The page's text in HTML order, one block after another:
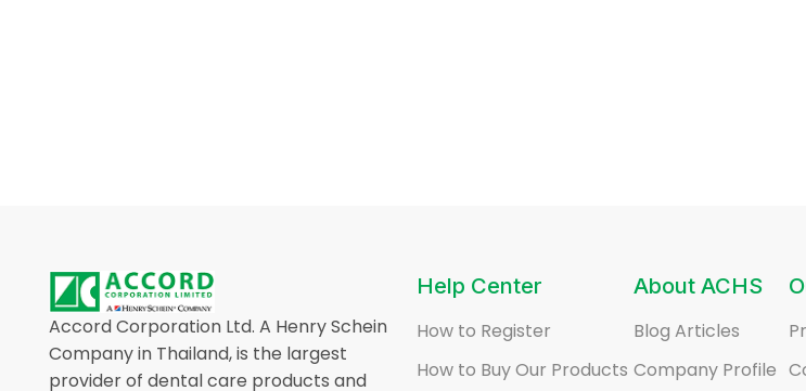
Accord Corporation Ltd. A Henry Schein
Company in Thailand, is the largest
provider of dental care products and
Help Center
How to Register
How to Buy Our Products
About ACHS
Blog Articles
Company Profile